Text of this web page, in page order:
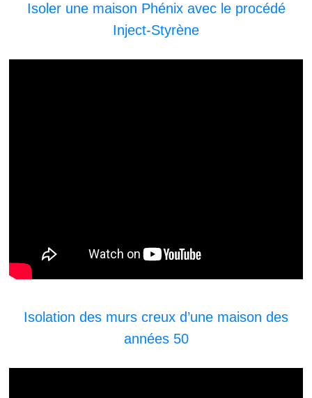
Isoler une maison Phénix avec le procédé
Inject-Styrène
Isolation des murs creux d’une maison des
années 50